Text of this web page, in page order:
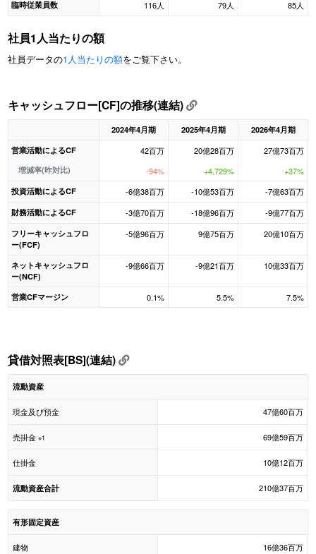
臨時従業員数 116人 79人 85人
社員1人当たりの額
社員データの1人当たりの額をご覧下さい。
キャッシュフロー[CF]の推移(連結)
2024年4月期 2025年4月期
2026年4月期
営業活動によるCF
増減率(昨対比)
42百万
-94%
20億28百万
+4,729%
27億73百万
+37%
投資活動によるCF -6億38百万 -10億53百万 -7億63百万
財務活動によるCF -3億70百万 -18億96百万 -9億77百万
フリーキャッシュフロ
ー(FCF)
-5億96百万 9億75百万 20億10百万
ネットキャッシュフロ
ー(NCF)
-9億66百万 -9億21百万 10億33百万
営業CFマージン 0.1% 5.5% 7.5%
貸借対照表[BS](連結)
流動資産
現金及び預金 47億60百万
売掛金 ※1 69億59百万
仕掛金 10億12百万
流動資産合計 210億37百万
有形固定資産
建物 16億36百万